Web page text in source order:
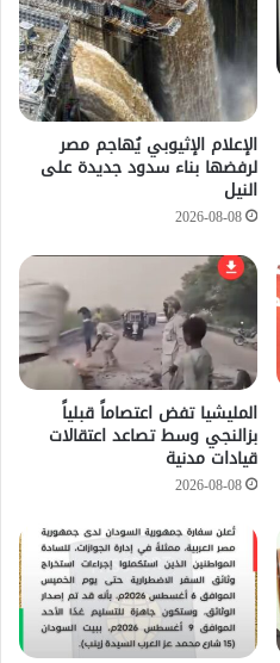
الإعلام الإثيوبي يُهاجم مصر
لرفضها بناء سدود جديدة على
النيل
2026-08-08
المليشيا تفض اعتصاماً قبلياً
بزالنجي وسط تصاعد اعتقالات
قيادات مدنية
2026-08-08